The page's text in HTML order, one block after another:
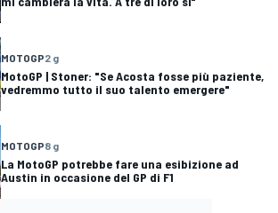
MOTOGP2 g
MotoGP | Stoner: "Se Acosta fosse più paziente,
vedremmo tutto il suo talento emergere"
MOTOGP8 g
La MotoGP potrebbe fare una esibizione ad
Austin in occasione del GP di F1